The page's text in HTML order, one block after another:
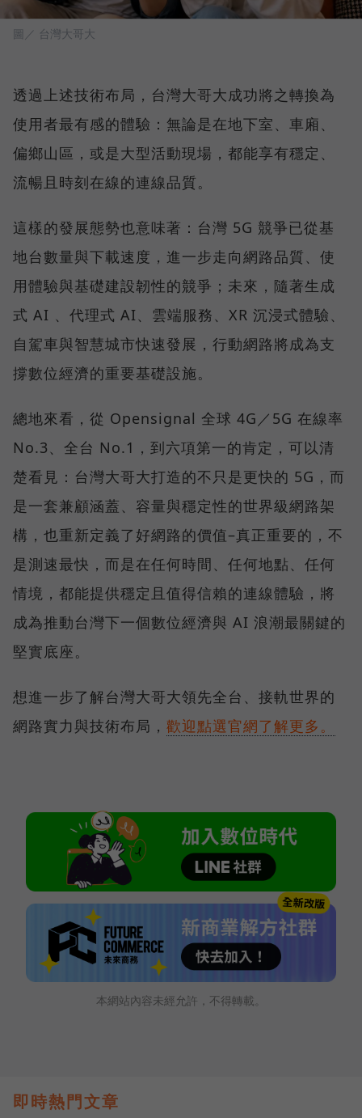
圖／ 台灣大哥大
透過上述技術布局，台灣大哥大成功將之轉換為
使用者最有感的體驗：無論是在地下室、車廂、
偏鄉山區，或是大型活動現場，都能享有穩定、
流暢且時刻在線的連線品質。
這樣的發展態勢也意味著：台灣 5G 競爭已從基
地台數量與下載速度，進一步走向網路品質、使
用體驗與基礎建設韌性的競爭；未來，隨著生成
式 AI 、代理式 AI、雲端服務、XR 沉浸式體驗、
自駕車與智慧城市快速發展，行動網路將成為支
撐數位經濟的重要基礎設施。
總地來看，從 Opensignal 全球 4G／5G 在線率
No.3、全台 No.1，到六項第一的肯定，可以清
楚看見：台灣大哥大打造的不只是更快的 5G，而
是一套兼顧涵蓋、容量與穩定性的世界級網路架
構，也重新定義了好網路的價值–真正重要的，不
是測速最快，而是在任何時間、任何地點、任何
情境，都能提供穩定且值得信賴的連線體驗，將
成為推動台灣下一個數位經濟與 AI 浪潮最關鍵的
堅實底座。
想進一步了解台灣大哥大領先全台、接軌世界的
網路實力與技術布局， 歡迎點選官網了解更多。
本網站內容未經允許，不得轉載。
即時熱門文章